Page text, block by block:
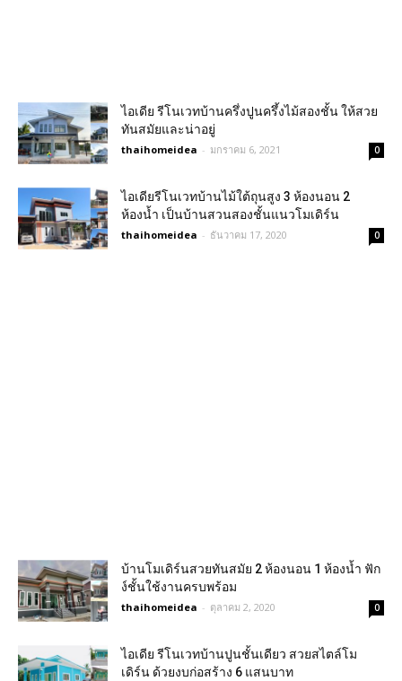
ไอเดีย รีโนเวทบ้านครึ่งปูนครึ้งไม้สองชั้น ให้สวย
ทันสมัยและน่าอยู่
thaihomeidea - มกราคม 6, 2021 0
ไอเดียรีโนเวทบ้านไม้ใต้ถุนสูง 3 ห้องนอน 2
ห้องน้ำ เป็นบ้านสวนสองชั้นแนวโมเดิร์น
thaihomeidea - ธันวาคม 17, 2020 0
บ้านโมเดิร์นสวยทันสมัย 2 ห้องนอน 1 ห้องน้ำ ฟัก
ง์ชั้นใช้งานครบพร้อม
thaihomeidea - ตุลาคม 2, 2020 0
ไอเดีย รีโนเวทบ้านปูนชั้นเดียว สวยสไตล์โม
เดิร์น ด้วยงบก่อสร้าง 6 แสนบาท